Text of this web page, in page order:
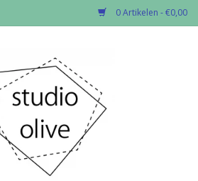
0 Artikelen - €0,00